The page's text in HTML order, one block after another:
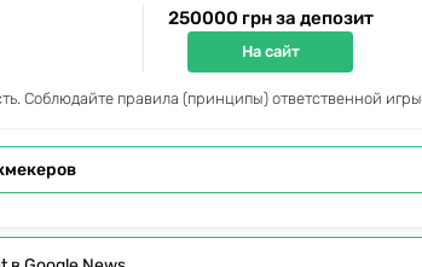
250000 грн за депозит
На сайт
Соблюдайте правила (принципы) ответственной игры